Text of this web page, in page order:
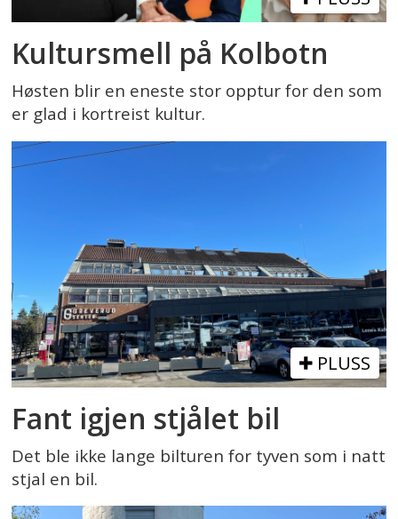
Kultursmell på Kolbotn
Høsten blir en eneste stor opptur for den som
er glad i kortreist kultur.
PLUSS
Fant igjen stjålet bil
Det ble ikke lange bilturen for tyven som i natt
stjal en bil.